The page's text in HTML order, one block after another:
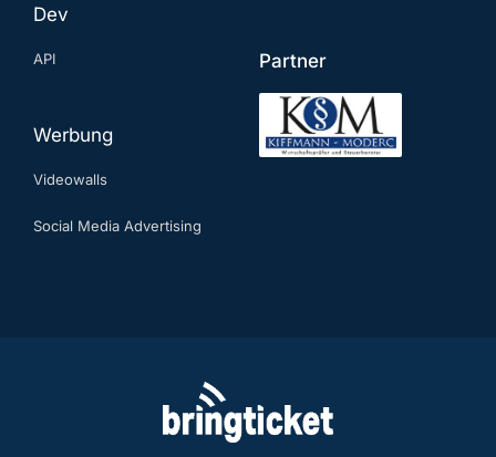
Dev
API
Werbung
Videowalls
Social Media Advertising
Partner